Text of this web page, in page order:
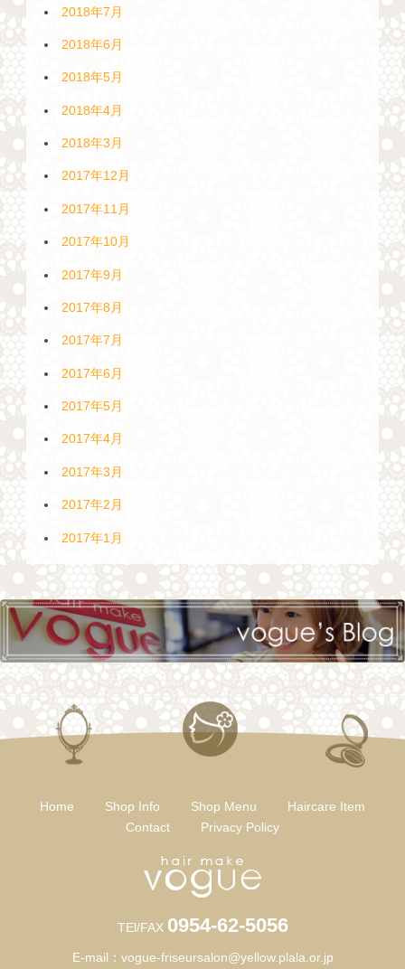
2018年7月
2018年6月
2018年5月
2018年4月
2018年3月
2017年12月
2017年11月
2017年10月
2017年9月
2017年8月
2017年7月
2017年6月
2017年5月
2017年4月
2017年3月
2017年2月
2017年1月
Home Shop Info Shop Menu
Haircare Item
Contact
Privacy Policy
TEl/FAX 0954-62-5056
E-mail： vogue-friseursalon@yellow.plala.or.jp